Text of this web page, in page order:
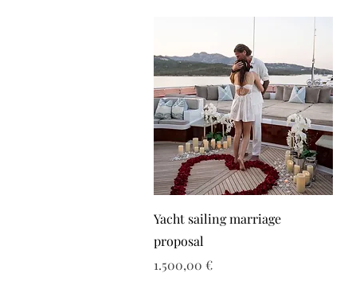
Yacht sailing marriage
proposal
Τιμή
1.500,00 €